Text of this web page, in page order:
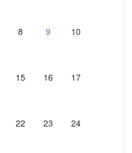
8 9
10
15 16
17
22 23
24